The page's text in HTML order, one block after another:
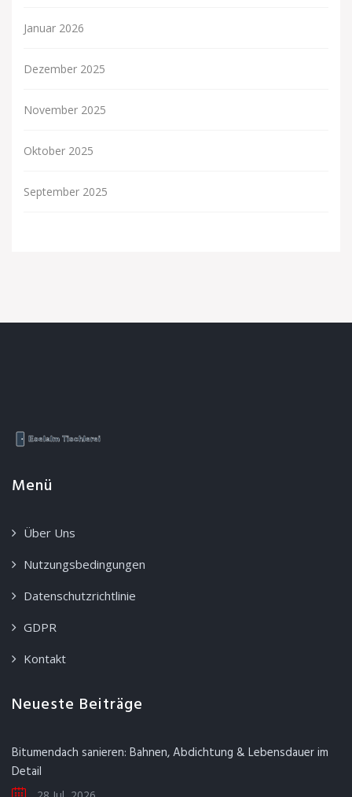
Januar 2026
Dezember 2025
November 2025
Oktober 2025
September 2025
Menü
Über Uns
Nutzungsbedingungen
Datenschutzrichtlinie
GDPR
Kontakt
Neueste Beiträge
Bitumendach sanieren: Bahnen, Abdichtung & Lebensdauer im
Detail